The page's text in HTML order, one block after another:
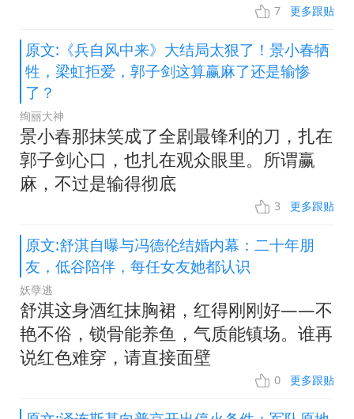
7 更多跟贴
原文:《兵自风中来》大结局太狠了！景小春牺
牲，梁虹拒爱，郭子剑这算赢麻了还是输惨
了？
绚丽大神
景小春那抹笑成了全剧最锋利的刀，扎在
郭子剑心口，也扎在观众眼里。所谓赢
麻，不过是输得彻底
3 更多跟贴
原文:舒淇自曝与冯德伦结婚内幕：二十年朋
友，低谷陪伴，每任女友她都认识
妖孽逃
舒淇这身酒红抹胸裙，红得刚刚好——不
艳不俗，锁骨能养鱼，气质能镇场。谁再
说红色难穿，请直接面壁
0 更多跟贴